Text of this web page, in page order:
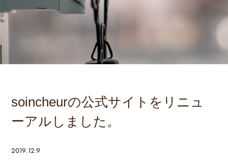
soincheurの公式サイトをリニュ
ーアルしました。
2019.12.9